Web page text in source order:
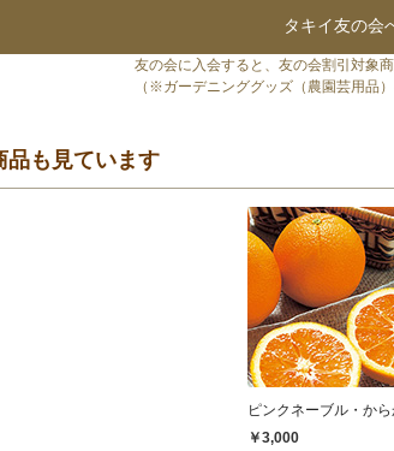
タキイ友の会
友の会に入会すると、友の会割引対象
（※ガーデニンググッズ（農園芸用品）
品も見ています
ピンクネーブル・から
￥3,000